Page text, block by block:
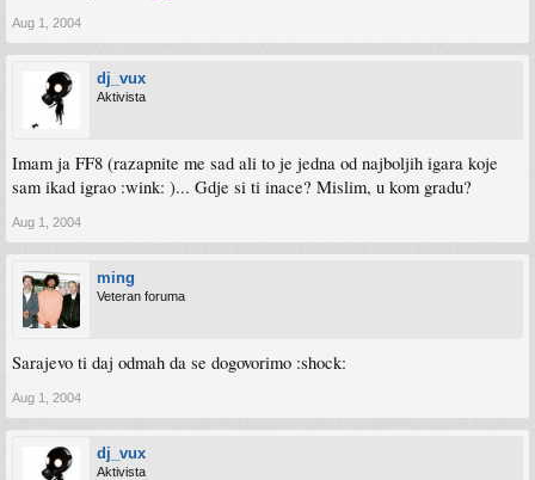
Aug 1, 2004
dj_vux
Aktivista
Imam ja FF8 (razapnite me sad ali to je jedna od najboljih igara koje
sam ikad igrao :wink: )... Gdje si ti inace? Mislim, u kom gradu?
Aug 1, 2004
ming
Veteran foruma
Sarajevo ti daj odmah da se dogovorimo :shock:
Aug 1, 2004
dj_vux
Aktivista